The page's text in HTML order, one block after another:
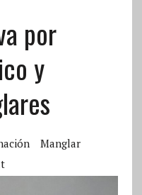
por
y
Manglar